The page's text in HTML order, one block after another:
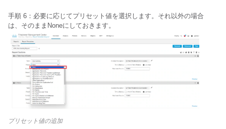
手順 6：必要に応じてプリセット値を選択します。それ以外の場合
は、そのまま Noneにしておきます。
プリセット値の追加